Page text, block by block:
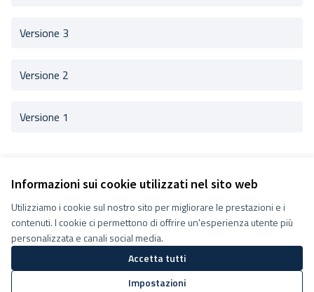
Informazioni sui cookie utilizzati nel sito web
Utilizziamo i cookie sul nostro sito per migliorare le prestazioni e i
contenuti. I cookie ci permettono di offrire un'esperienza utente più
personalizzata e canali social media.
Accetta tutti
Impostazioni
Versione 3
Versione 2
Versione 1
Termini e condizioni d''uso
Impostazioni Cookie
Decidiamo su Facebook
Decidiamo su YouTube
(Collegamento esterno)